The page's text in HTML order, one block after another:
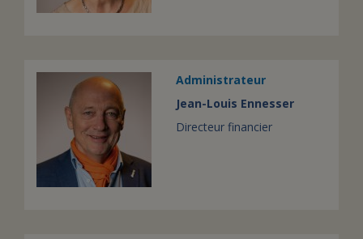
Administrateur
Jean-Louis Ennesser
Directeur financier